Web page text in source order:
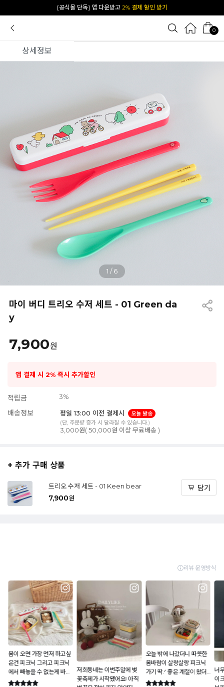
카카오 플친 추가하면1천원 즉시 할인 쿠폰
0
상세정보
1 /6
마이 버디 트리오 수저 세트 - 01 Green da
y
7,900원
앱 결제 시 2% 즉시 추가할인
적립금 3%
배송정보 평일 13:00 이전 결제시
오늘 발송
(단, 주문량 증가 시 달라질 수 있습니다.)
3,000원( 50,000원 이상 무료배송 )
+ 추가 구매 상품
트리오 수저 세트 - 01 Keen bear
7,900원
담기